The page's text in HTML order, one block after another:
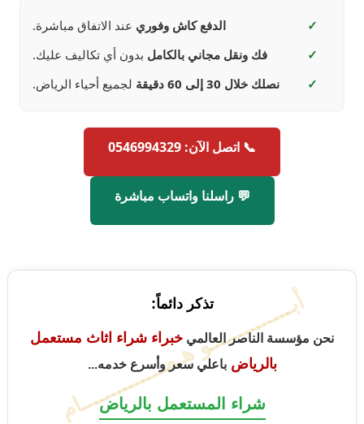
✓ الدفع كاش وفوري عند الاتفاق مباشرة.
✓
فك ونقل مجاني بالكامل بدون أي تكاليف عليك.
✓
نصلك خلال 30 إلى 60 دقيقة لجميع أحياء الرياض.
📞 اتصل الآن: 0546994329
💬 راسلنا واتساب مباشرة
أبــــــــــــــو هـمــــــــــــــام
تذكر دائماً:
نحن مؤسسة الناصر العالمي خبراء شراء اثاث مستعمل
بالرياضباعلي سعر وأسرع خدمه...
شراء المستعمل بالرياض